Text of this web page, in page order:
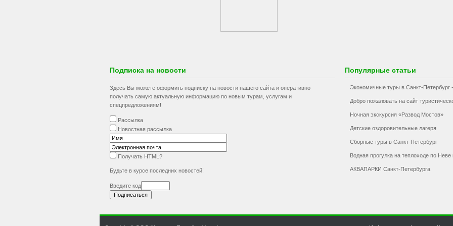
Подписка на новости
Здесь Вы можете оформить подписку на новости нашего сайта и оперативно
получать самую актуальную информацию по новым турам, услугам и
спецпредложениям!
Рассылка
Новостная рассылка
Получать HTML?
Будьте в курсе последних новостей!
Введите код
Популярные статьи
Экономичные туры в Санкт-Петербург
Добро пожаловать на сайт
Ночная экскурсия «Развод Мостов»
Детские оздоровительные лагеря
Сборные туры в Санкт-Петербург
Водная прогулка на теплоходе по
АКВАПАРКИ Санкт-Петербурга